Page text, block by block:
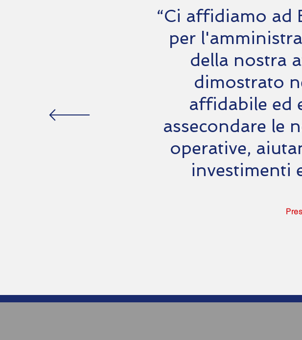
“Ci affidiamo ad
per
della nostra
dimostrato
affidabile ed
assecondare le
operative,
investimenti